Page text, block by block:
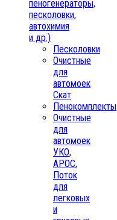
пеногенераторы,
песколовки,
автохимия
и др.)
Песколовки
Очистные
для
автомоек
Скат
Пенокомплекты
Очистные
для
автомоек
УКО,
АРОС,
Поток
для
легковых
и